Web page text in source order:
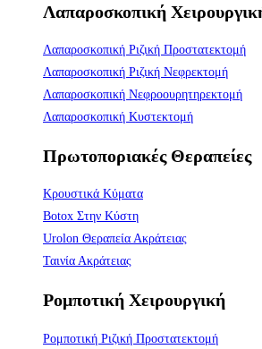
Λαπαροσκοπική
Λαπαροσκοπική Ριζική Προστατεκτομή
Λαπαροσκοπική Ριζική Νεφρεκτομή
Λαπαροσκοπική Νεφροουρητηρεκτομή
Λαπαροσκοπική Κυστεκτομή
Πρωτοποριακές Θεραπείες
Κρουστικά Κύματα
Botox Στην Κύστη
Urolon Θεραπεία Ακράτειας
Ταινία Ακράτειας
Ρομποτική Χειρουργική
Ρομποτική Ριζική Προστατεκτομή